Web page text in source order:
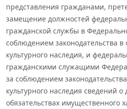
представления гражданами,
замещение должностей
гражданской службы в
соблюдением законодательства в
культурного наследия, и
гражданскими служащими
за соблюдением
культурного наследия сведений
обязательствах имущественного